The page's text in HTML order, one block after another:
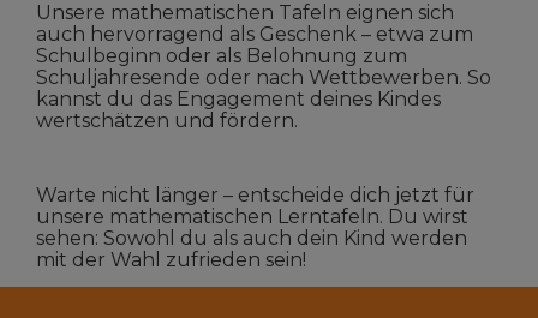
Unsere mathematischen Tafeln eignen sich
auch hervorragend als Geschenk – etwa zum
Schulbeginn oder als Belohnung zum
Schuljahresende oder nach Wettbewerben. So
kannst du das Engagement deines Kindes
wertschätzen und fördern.
Warte nicht länger – entscheide dich jetzt für
unsere mathematischen Lerntafeln. Du wirst
sehen: Sowohl du als auch dein Kind werden
mit der Wahl zufrieden sein!